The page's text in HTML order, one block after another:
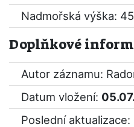
Nadmořská výška:
Doplňkové
Autor záznamu:
Datum vložení:
Poslední aktualizace: